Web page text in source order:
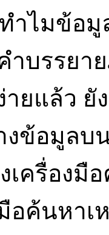
ำไมข้อ
บรรยา
ยแล้ว
ข้อมูลบ
เครื่องมื
มือค้นหา